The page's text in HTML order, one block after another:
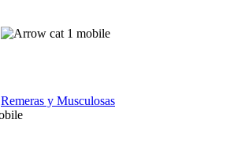
Remeras y Musculosas